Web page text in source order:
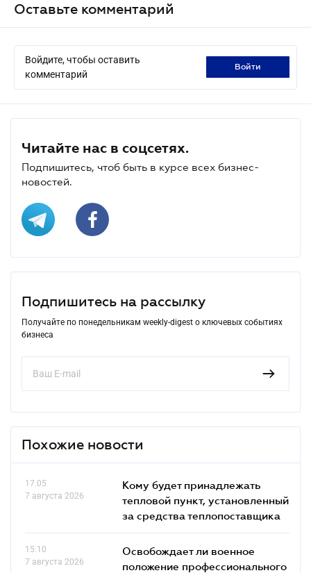
Оставьте комментарий
Войдите, чтобы оставить
комментарий
войти
Читайте нас в соцсетях.
Подпишитесь, чтоб быть в курсе всех бизнес-
новостей.
Подпишитесь на рассылку
Получайте по понедельникам weekly-digest о ключевых событиях
бизнеса
Похожие новости
17.05
7 августа 2026
Кому будет принадлежать
тепловой пункт, установленный
за средства теплопоставщика
15.10
7 августа 2026
Освобождает ли военное
положение профессионального